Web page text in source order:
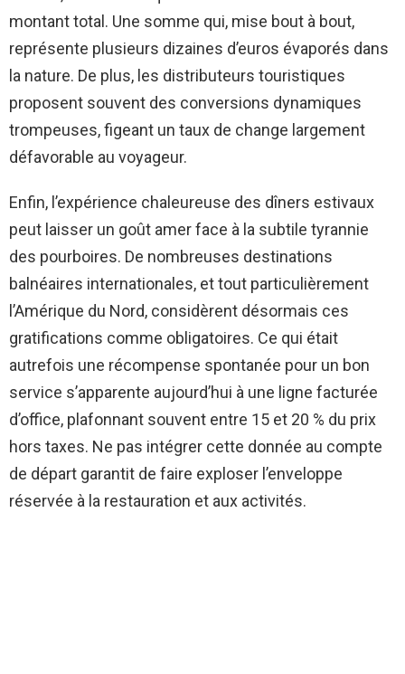
montant total. Une somme qui, mise bout à bout,
représente plusieurs dizaines d’euros évaporés dans
la nature. De plus, les distributeurs touristiques
proposent souvent des conversions dynamiques
trompeuses, figeant un taux de change largement
défavorable au voyageur.
Enfin, l’expérience chaleureuse des dîners estivaux
peut laisser un goût amer face à la subtile tyrannie
des pourboires. De nombreuses destinations
balnéaires internationales, et tout particulièrement
l’Amérique du Nord, considèrent désormais ces
gratifications comme obligatoires. Ce qui était
autrefois une récompense spontanée pour un bon
service s’apparente aujourd’hui à une ligne facturée
d’office, plafonnant souvent entre 15 et 20 % du prix
hors taxes. Ne pas intégrer cette donnée au compte
de départ garantit de faire exploser l’enveloppe
réservée à la restauration et aux activités.